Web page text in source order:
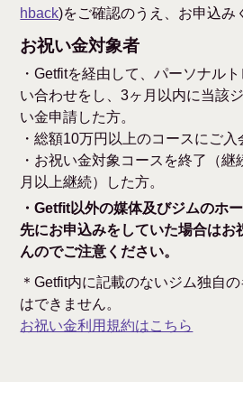
hback)をご確認のうえ、お申込み
お祝い金対象者
・Getfitを経由して、パーソナル
い合わせをし、3ヶ月以内に当該
い金申請した方。
・総額10万円以上のコースにご入
・お祝い金対象コースを終了（継
月以上継続）した方。
・Getfit以外の媒体及びジムのホ
先にお申込みをしていた場合はお
んのでご注意ください。
＊Getfit内に記載のないジム独自
はできません。
お祝い金利用規約はこちら